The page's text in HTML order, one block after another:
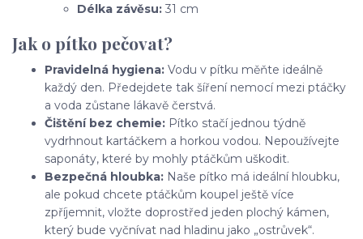
Délka závěsu: 31 cm
Jak o pítko pečovat?
Pravidelná hygiena: Vodu v pítku měňte ideálně
každý den. Předejdete tak šíření nemocí mezi ptáčky
a voda zůstane lákavě čerstvá.
Čištění bez chemie: Pítko stačí jednou týdně
vydrhnout kartáčkem a horkou vodou. Nepoužívejte
saponáty, které by mohly ptáčkům uškodit.
Bezpečná hloubka: Naše pítko má ideální hloubku,
ale pokud chcete ptáčkům koupel ještě více
zpříjemnit, vložte doprostřed jeden plochý kámen,
který bude vyčnívat nad hladinu jako „ostrůvek“.